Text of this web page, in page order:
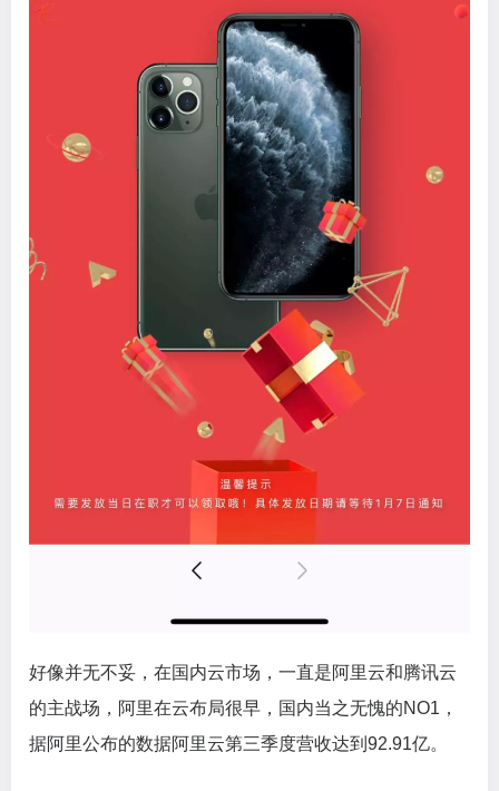
好像并无不妥，在国内云市场，一直是阿里云和腾讯云
的主战场，阿里在云布局很早，国内当之无愧的NO1，
据阿里公布的数据阿里云第三季度营收达到92.91亿。